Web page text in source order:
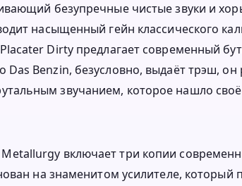
безупречные чистые звуки и
насыщенный гейн классического
Dirty предлагает современный
Das Benzin, безусловно, выдаёт трэш, он
звучанием, которое нашло
включает три копии
на знаменитом усилителе,